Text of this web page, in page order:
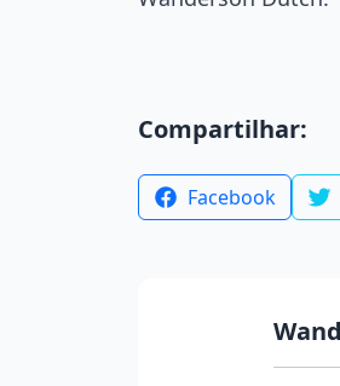
Compartilhar:
Facebook